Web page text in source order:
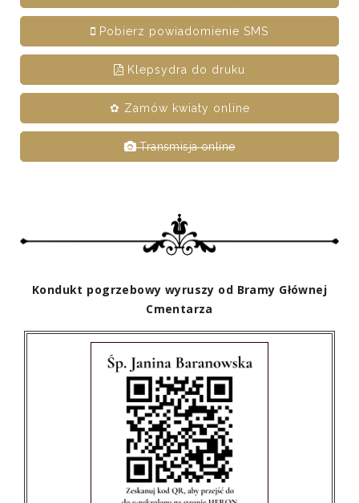
Pobierz powiadomienie SMS
Klepsydra do druku
✿ Zamów kwiaty online
Transmisja online
Kondukt pogrzebowy wyruszy od Bramy Głównej
Cmentarza